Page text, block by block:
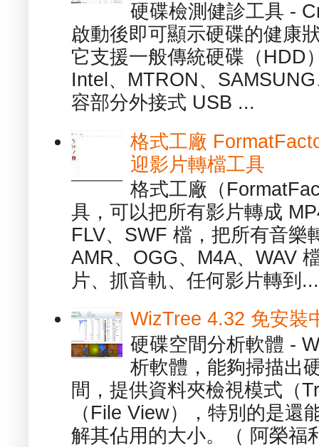
硬碟檢測健診工具 -
啟動後即可顯示硬碟的健康
它支援一般傳統硬碟（HDD
Intel、MTRON、
容部分外接式 USB ...
格式工廠
迎影片轉檔工具
格式工廠（
具，可以把所有影片轉成
FLV、SWF 檔，把所有音樂
AMR、OGG、M4A、WAV
片、抓音軌、任何影片轉到...
WizTree 4.32 免安裝
硬碟空間分析軟體 -
析軟體，能夠掃描出
間，提供資料夾檢視模式（
（File View），特別的是還
解其佔用的大小。（ 阿榮福